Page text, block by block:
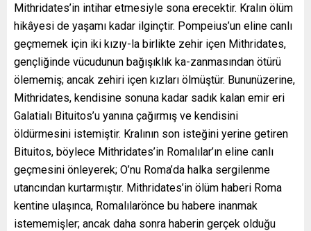
Mithridates’in intihar etmesiyle sona erecektir. Kralın ölüm
hikâyesi de yaşamı kadar ilginçtir. Pompeius’un eline canlı
geçmemek için iki kızıy-la birlikte zehir içen Mithridates,
gençliğinde vücudunun bağışıklık ka-zanmasından ötürü
ölememiş; ancak zehiri içen kızları ölmüştür. Bununüzerine,
Mithridates, kendisine sonuna kadar sadık kalan emir eri
Galatialı Bituitos’u yanına çağırmış ve kendisini
öldürmesini istemiştir. Kralının son isteğini yerine getiren
Bituitos, böylece Mithridates’in Romalılar’ın eline canlı
geçmesini önleyerek; O’nu Roma’da halka sergilenme
utancından kurtarmıştır. Mithridates’in ölüm haberi Roma
kentine ulaşınca, Romalılarönce bu habere inanmak
istememişler; ancak daha sonra haberin gerçek olduğu